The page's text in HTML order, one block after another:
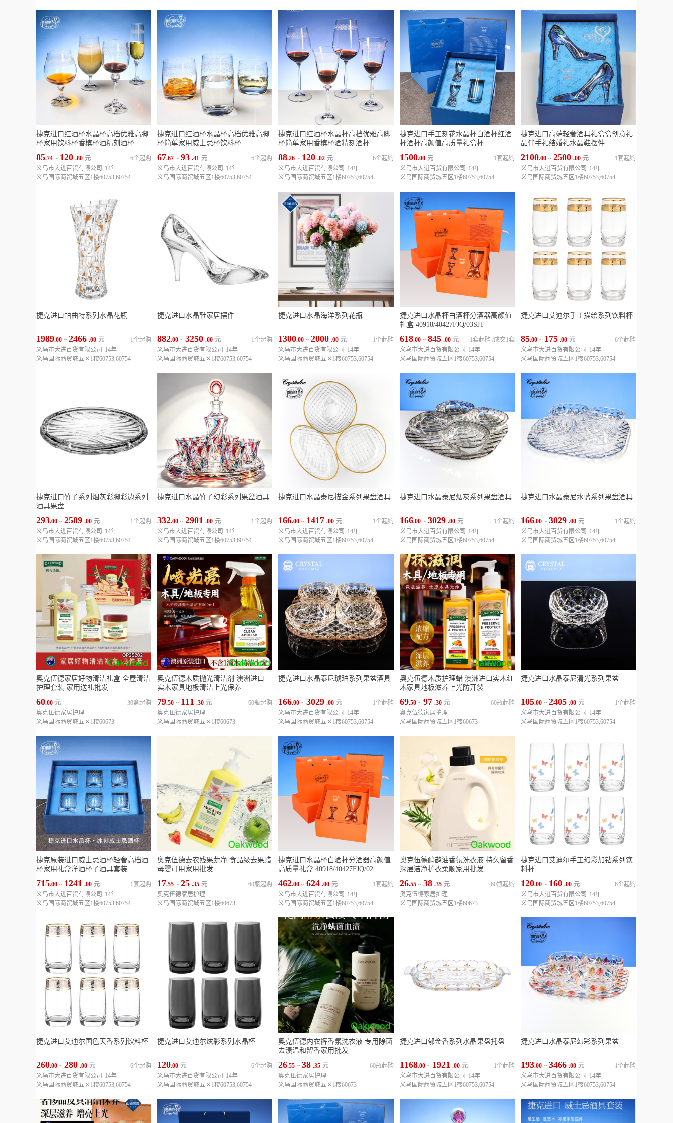
捷克进口红酒杯水晶杯高档优雅高脚
杯家用饮料杯香槟杯酒精刻酒杯
85.74 ~ 120 .80 元
6个起购
义乌市大进百货有限公司
14年
义乌国际商贸城五区1楼60753,60754
捷克进口红酒杯水晶杯高档优雅高脚
杯简单家用威士忌杯饮料杯
67.67 ~ 93 .41 元
6个起购
义乌市大进百货有限公司
14年
义乌国际商贸城五区1楼60753,60754
捷克进口红酒杯水晶杯高档优雅高脚
杯简单家用香槟杯酒精刻酒杯
88.26 ~ 120 .02 元
6个起购
义乌市大进百货有限公司
14年
义乌国际商贸城五区1楼60753,60754
捷克进口手工刻花水晶杯白酒杯红酒
杯酒杯高颜值高质量礼盒杯
1500.00 元
1套起购
义乌市大进百货有限公司
14年
义乌国际商贸城五区1楼60753,60754
捷克进口高端轻奢酒具礼盒盒创意礼
品伴手礼结婚礼水晶鞋摆件
2100.00 ~ 2500 .00 元
1套起购
义乌市大进百货有限公司
14年
义乌国际商贸城五区1楼60753,60754
捷克进口帕曲特系列水晶花瓶
1989.00 ~ 2466 .00 元
1个起购
义乌市大进百货有限公司
14年
义乌国际商贸城五区1楼60753,60754
捷克进口水晶鞋家居摆件
882.00 ~ 3250 .00 元
1个起购
义乌市大进百货有限公司
14年
义乌国际商贸城五区1楼60753,60754
捷克进口水晶海洋系列花瓶
1300.00 ~ 2000 .00 元
1个起购
义乌市大进百货有限公司
14年
义乌国际商贸城五区1楼60753,60754
捷克进口水晶杯白酒杯分酒器高颜值
礼盒 40918/40427FJQ/03SJT
618.00 ~ 845 .00 元 成交1套
1套起购 /
义乌市大进百货有限公司
14年
义乌国际商贸城五区1楼60753,60754
捷克进口艾迪尔手工描绘系列饮料杯
85.00 ~ 175 .00 元
6个起购
义乌市大进百货有限公司
14年
义乌国际商贸城五区1楼60753,60754
捷克进口竹子系列烟灰彩脚彩边系列
酒具果盘
293.00 ~ 2589 .00 元
1个起购
义乌市大进百货有限公司
14年
义乌国际商贸城五区1楼60753,60754
捷克进口水晶竹子幻彩系列果盆酒具
332.00 ~ 2901 .00 元
1个起购
义乌市大进百货有限公司
14年
义乌国际商贸城五区1楼60753,60754
捷克进口水晶泰尼描金系列果盘酒具
166.00 ~ 1417 .00 元
1个起购
义乌市大进百货有限公司
14年
义乌国际商贸城五区1楼60753,60754
捷克进口水晶泰尼烟灰系列果盘酒具
166.00 ~ 3029 .00 元
1个起购
义乌市大进百货有限公司
14年
义乌国际商贸城五区1楼60753,60754
捷克进口水晶泰尼水蓝系列果盘酒具
166.00 ~ 3029 .00 元
1个起购
义乌市大进百货有限公司
14年
义乌国际商贸城五区1楼60753,60754
奥克伍德家居好物清洁礼盒 全屋清洁
护理套装 家用送礼批发
60.00 元
30盒起购
奥克伍德家居护理
义乌国际商贸城五区1楼60673
奥克伍德木质抛光清洁剂 澳洲进口
实木家具地板清洁上光保养
79.50 ~ 111 .30 元
60瓶起购
奥克伍德家居护理
义乌国际商贸城五区1楼60673
捷克进口水晶泰尼琥珀系列果盆酒具
166.00 ~ 3029 .00 元
1个起购
义乌市大进百货有限公司
14年
义乌国际商贸城五区1楼60753,60754
奥克伍德木质护理蜡 澳洲进口实木红
木家具地板滋养上光防开裂
69.50 ~ 97 .30 元
60瓶起购
奥克伍德家居护理
义乌国际商贸城五区1楼60673
捷克进口水晶泰尼清光系列果盆
105.00 ~ 2405 .00 元
1个起购
义乌市大进百货有限公司
14年
义乌国际商贸城五区1楼60753,60754
捷克原装进口威士忌酒杯轻奢高档酒
杯家用礼盒洋酒杯子酒具套装
715.00 ~ 1241 .00 元
1套起购
义乌市大进百货有限公司
14年
义乌国际商贸城五区1楼60753,60754
奥克伍德去农残果蔬净 食品级去果蜡
母婴可用家用批发
17.55 ~ 25 .35 元
60瓶起购
奥克伍德家居护理
义乌国际商贸城五区1楼60673
捷克进口水晶杯白酒杯分酒器高颜值
高质量礼盒 40918/40427FJQ/02
462.00 ~ 624 .00 元
1套起购
义乌市大进百货有限公司
14年
义乌国际商贸城五区1楼60753,60754
奥克伍德鸸鹋油香氛洗衣液 持久留香
深层洁净护衣柔顺家用批发
26.55 ~ 38 .35 元
60瓶起购
奥克伍德家居护理
义乌国际商贸城五区1楼60673
捷克进口艾迪尔手工幻彩加钻系列饮
料杯
120.00 ~ 160 .00 元
6个起购
义乌市大进百货有限公司
14年
义乌国际商贸城五区1楼60753,60754
捷克进口艾迪尔国色天香系列饮料杯
260.00 ~ 280 .00 元
6个起购
义乌市大进百货有限公司
14年
义乌国际商贸城五区1楼60753,60754
捷克进口艾迪尔炫彩系列水晶杯
120.00 元
6个起购
义乌市大进百货有限公司
14年
义乌国际商贸城五区1楼60753,60754
奥克伍德内衣裤香氛洗衣液 专用除菌
去渍温和留香家用批发
26.55 ~ 38 .35 元
60瓶起购
奥克伍德家居护理
义乌国际商贸城五区1楼60673
捷克进口郁金香系列水晶果盘托盘
1168.00 ~ 1921 .00 元
1个起购
义乌市大进百货有限公司
14年
义乌国际商贸城五区1楼60753,60754
捷克进口水晶泰尼幻彩系列果盆
193.00 ~ 3466 .00 元
1个起购
义乌市大进百货有限公司
14年
义乌国际商贸城五区1楼60753,60754